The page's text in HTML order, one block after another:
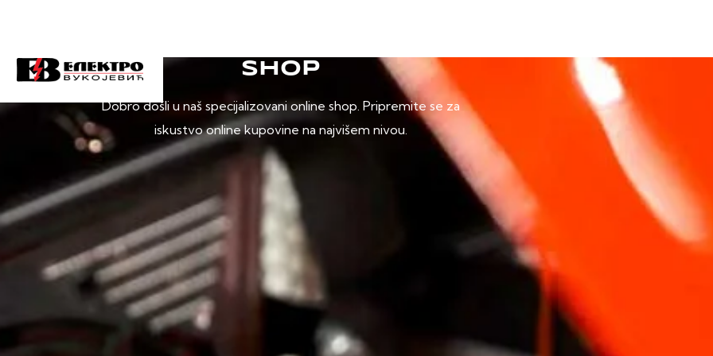
SHOP
Dobro došli u naš specijalizovani online shop. Pripremite se za
iskustvo online kupovine na najvišem nivou.